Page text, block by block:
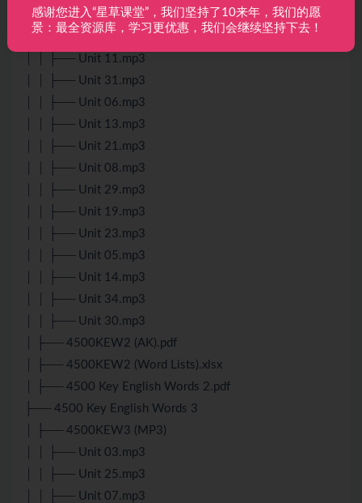
│ │ ├── Unit 18.mp3
│ │ ├── Unit 38.mp3
│ │ ├── Unit 11.mp3
│ │ ├── Unit 31.mp3
│ │ ├── Unit 06.mp3
│ │ ├── Unit 13.mp3
│ │ ├── Unit 21.mp3
│ │ ├── Unit 08.mp3
│ │ ├── Unit 29.mp3
│ │ ├── Unit 19.mp3
│ │ ├── Unit 23.mp3
│ │ ├── Unit 05.mp3
│ │ ├── Unit 14.mp3
│ │ ├── Unit 34.mp3
│ │ ├── Unit 30.mp3
│ ├── 4500KEW2 (AK).pdf
│ ├── 4500KEW2 (Word Lists).xlsx
│ ├── 4500 Key English Words 2.pdf
├── 4500 Key English Words 3
│ ├── 4500KEW3 (MP3)
│ │ ├── Unit 03.mp3
│ │ ├── Unit 25.mp3
│ │ ├── Unit 07.mp3
感谢您进入“星草课堂”，我们坚持了10来年，我们的愿
景：最全资源库，学习更优惠，我们会继续坚持下去！